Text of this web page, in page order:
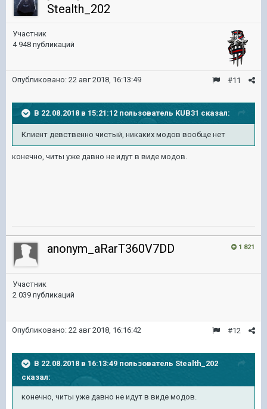
Stealth_202
Участник
4 948 публикаций
#11
Опубликовано: 22 авг 2018, 16:13:49
В 22.08.2018 в 15:21:12 пользователь KUB31 сказал:
Клиент девственно чистый, никаких модов вообще нет
конечно, читы уже давно не идут в виде модов.
1 821
anonym_aRarT360V7DD
Участник
2 039 публикаций
#12
Опубликовано: 22 авг 2018, 16:16:42
В 22.08.2018 в 16:13:49 пользователь Stealth_202
сказал:
конечно, читы уже давно не идут в виде модов.